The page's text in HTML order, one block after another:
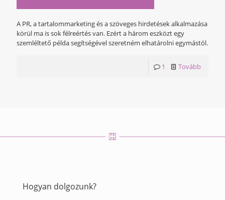
A PR, a tartalommarketing és a szöveges hirdetések alkalmazása
körül ma is sok félreértés van. Ezért a három eszközt egy
szemléltető példa segítségével szeretném elhatárolni egymástól.
1 Tovább
Hogyan dolgozunk?